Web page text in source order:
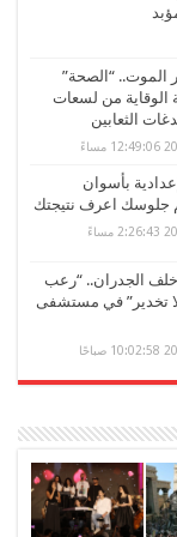
الموت.. “الصحة”
الوقاية من لسعات
الثعابين
بأسوان
الجدران.. “رعب
تخدير” في مستشفى